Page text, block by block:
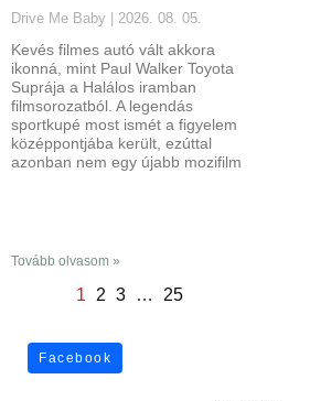
Drive Me Baby 2026. 08. 05.
Kevés filmes autó vált akkora
ikonná, mint Paul Walker Toyota
Suprája a Halálos iramban
filmsorozatból. A legendás
sportkupé most ismét a figyelem
középpontjába került, ezúttal
azonban nem egy újabb mozifilm
Tovább olvasom »
1 2 3 … 25
Facebook